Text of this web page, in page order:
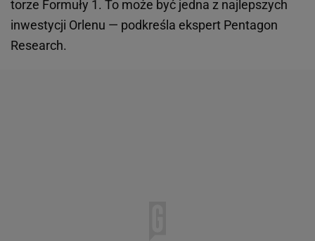
torze Formuły 1. To może być jedna z najlepszych
inwestycji Orlenu — podkreśla ekspert Pentagon
Research.